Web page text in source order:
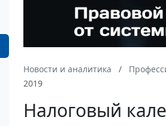
Новости и аналитика
2019
Налоговый